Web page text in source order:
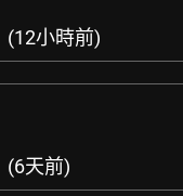
(12小時前)
(6天前)